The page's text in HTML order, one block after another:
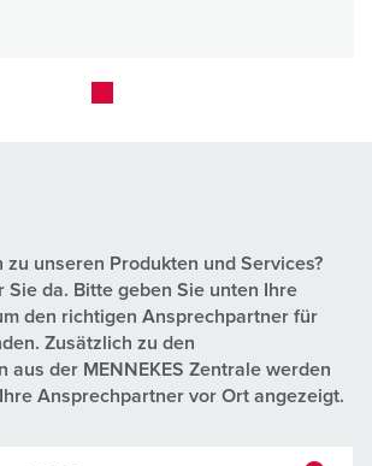
zu unseren Produkten und Services?
Sie da. Bitte geben Sie unten Ihre
den richtigen Ansprechpartner für
Zusätzlich zu den
aus der MENNEKES Zentrale werden
Ansprechpartner vor Ort angezeigt.